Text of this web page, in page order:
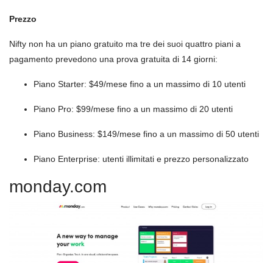
Prezzo
Nifty non ha un piano gratuito ma tre dei suoi quattro piani a
pagamento prevedono una prova gratuita di 14 giorni:
Piano Starter: $49/mese fino a un massimo di 10 utenti
Piano Pro: $99/mese fino a un massimo di 20 utenti
Piano Business: $149/mese fino a un massimo di 50 utenti
Piano Enterprise: utenti illimitati e prezzo personalizzato
monday.com